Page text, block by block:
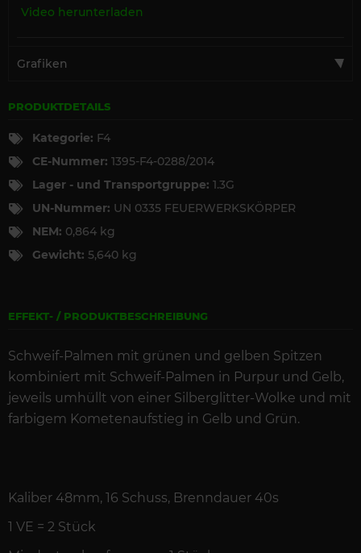
Video herunterladen
Grafiken
PRODUKTDETAILS
Kategorie: F4
CE-Nummer: 1395-F4-0288/2014
Lager - und Transportgruppe: 1.3G
UN-Nummer: UN 0335 FEUERWERKSKÖRPER
NEM: 0,864 kg
Gewicht: 5,640 kg
EFFEKT- / PRODUKTBESCHREIBUNG
Schweif-Palmen mit grünen und gelben Spitzen
kombiniert mit Schweif-Palmen in Purpur und Gelb,
jeweils umhüllt von einer Silberglitter-Wolke und mit
farbigem Kometenaufstieg in Gelb und Grün.
Kaliber 48mm, 16 Schuss, Brenndauer 40s
1 VE = 2 Stück